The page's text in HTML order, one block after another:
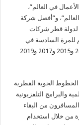
في العالم”،
و”أفضل شركة
لدولة قطر شركات
للمرة السادسة في
تاريخها في إنجاز غير مسبوق في أعوام (2011 و2012 و2015 و2017 و2019
الجوية القطرية
والبرامج التلفزيونية
من البقاء
من خلال استخدام